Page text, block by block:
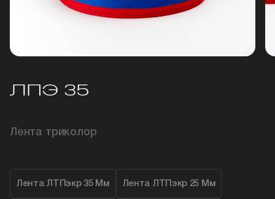
ЛПЭ 35
Лента триколор
Лента ЛТПэкр 35 Мм Лента ЛТПэкр 25 Мм